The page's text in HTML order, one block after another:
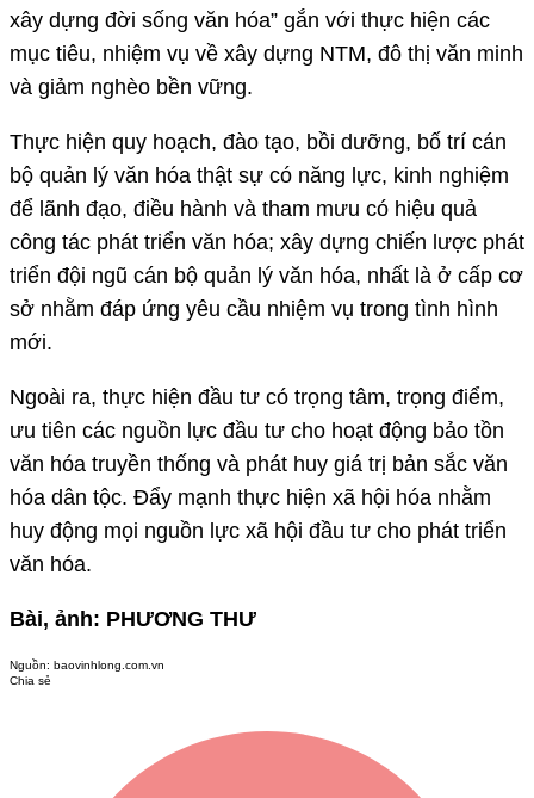
xây dựng đời sống văn hóa” gắn với thực hiện các
mục tiêu, nhiệm vụ về xây dựng NTM, đô thị văn minh
và giảm nghèo bền vững.
Thực hiện quy hoạch, đào tạo, bồi dưỡng, bố trí cán
bộ quản lý văn hóa thật sự có năng lực, kinh nghiệm
để lãnh đạo, điều hành và tham mưu có hiệu quả
công tác phát triển văn hóa; xây dựng chiến lược phát
triển đội ngũ cán bộ quản lý văn hóa, nhất là ở cấp cơ
sở nhằm đáp ứng yêu cầu nhiệm vụ trong tình hình
mới.
Ngoài ra, thực hiện đầu tư có trọng tâm, trọng điểm,
ưu tiên các nguồn lực đầu tư cho hoạt động bảo tồn
văn hóa truyền thống và phát huy giá trị bản sắc văn
hóa dân tộc. Đẩy mạnh thực hiện xã hội hóa nhằm
huy động mọi nguồn lực xã hội đầu tư cho phát triển
văn hóa.
Bài, ảnh: PHƯƠNG THƯ
Nguồn: baovinhlong.com.vn
Chia sẻ